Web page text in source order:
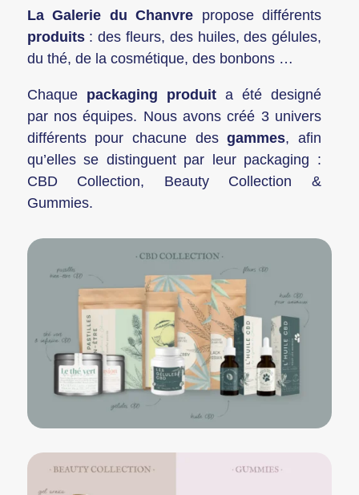
La Galerie du Chanvre propose différents
produits: des fleurs, des huiles, des gélules,
du thé, de la cosmétique, des bonbons …
Chaque packaging produita été designé
par nos équipes. Nous avons créé 3 univers
différents pour chacune desgammes, afin
qu’elles se distinguent par leur packaging :
CBD Collection, Beauty Collection &
Gummies.